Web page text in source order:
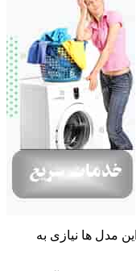
مدل ها ﻧﯿﺎزی ﺑﻪ